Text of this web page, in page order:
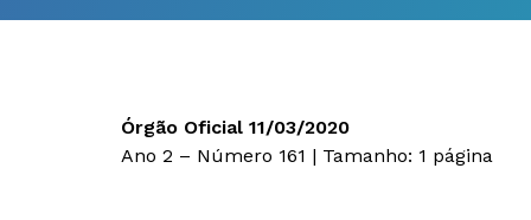
Órgão Oficial 11/03/2020
Ano 2 – Número 161 | Tamanho: 1 página